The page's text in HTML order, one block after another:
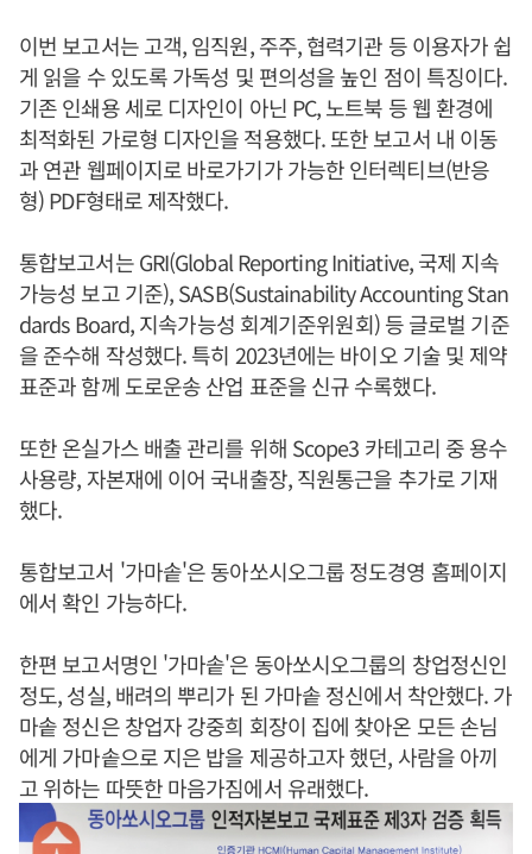
이번 보고서는 고객, 임직원, 주주, 협력기관 등 이용자가 쉽
게 읽을 수 있도록 가독성 및 편의성을 높인 점이 특징이다.
기존 인쇄용 세로 디자인이 아닌 PC, 노트북 등 웹 환경에
최적화된 가로형 디자인을 적용했다. 또한 보고서 내 이동
과 연관 웹페이지로 바로가기가 가능한 인터렉티브(반응
형) PDF형태로 제작했다.
통합보고서는 GRI(Global Reporting Initiative, 국제 지속
가능성 보고 기준), SASB(Sustainability Accounting Stan
dards Board, 지속가능성 회계기준위원회) 등 글로벌 기준
을 준수해 작성했다. 특히 2023년에는 바이오 기술 및 제약
표준과 함께 도로운송 산업 표준을 신규 수록했다.
또한 온실가스 배출 관리를 위해 Scope3 카테고리 중 용수
사용량, 자본재에 이어 국내출장, 직원통근을 추가로 기재
했다.
통합보고서 '가마솥'은 동아쏘시오그룹 정도경영 홈페이지
에서 확인 가능하다.
한편 보고서명인 '가마솥'은 동아쏘시오그룹의 창업정신인
정도, 성실, 배려의 뿌리가 된 가마솥 정신에서 착안했다. 가
마솥 정신은 창업자 강중희 회장이 집에 찾아온 모든 손님
에게 가마솥으로 지은 밥을 제공하고자 했던, 사람을 아끼
고 위하는 따뜻한 마음가짐에서 유래했다.